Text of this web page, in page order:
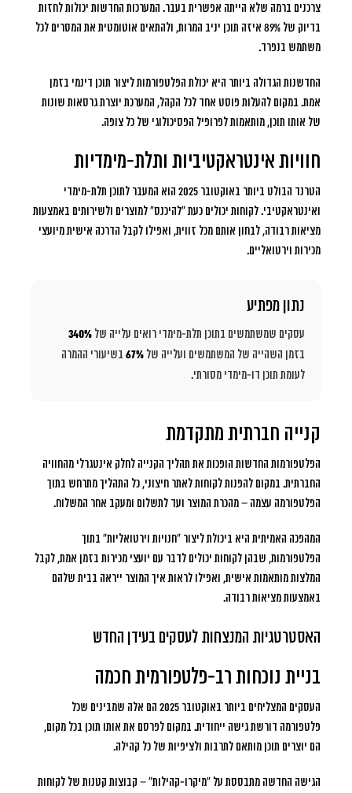
צרכנים ברמה שלא הייתה אפשרית בעבר. המערכות החדשות יכולות לחזות
בדיוק של 89% איזה תוכן יניב המרות, ולהתאים אוטומטית את המסרים לכל
משתמש בנפרד.
החדשנות הגדולה ביותר היא יכולת הפלטפורמות ליצור תוכן דינמי בזמן
אמת. במקום להעלות פוסט אחד לכל הקהל, המערכת יוצרת גרסאות שונות
של אותו תוכן, מותאמות לפרופיל הפסיכולוגי של כל צופה.
חוויות אינטראקטיביות ותלת-מימדיות
הטרנד הבולט ביותר באוקטובר 2025 הוא המעבר לתוכן תלת-מימדי
ואינטראקטיבי. לקוחות יכולים כעת “להיכנס” למוצרים ולשירותים באמצעות
מציאות רבודה, לבחון אותם מכל זווית, ואפילו לקבל הדרכה אישית מיועצי
מכירות וירטואליים.
נתון מפתיע
עסקים שמשתמשים בתוכן תלת-מימדי רואים עלייה של 340%
בזמן השהייה של המשתמשים ועלייה של 67% בשיעורי ההמרה
לעומת תוכן דו-מימדי מסורתי.
קנייה חברתית מתקדמת
הפלטפורמות החדשות הופכות את תהליך הקנייה לחלק אינטגרלי מהחוויה
החברתית. במקום להפנות לקוחות לאתר חיצוני, כל התהליך מתרחש בתוך
הפלטפורמה עצמה – מהכרת המוצר ועד לתשלום ומעקב אחר המשלוח.
המהפכה האמיתית היא ביכולת ליצור “חנויות וירטואליות” בתוך
הפלטפורמות, שבהן לקוחות יכולים לדבר עם יועצי מכירות בזמן אמת, לקבל
המלצות מותאמות אישית, ואפילו לראות איך המוצר ייראה בבית שלהם
באמצעות מציאות רבודה.
האסטרטגיות המנצחות לעסקים בעידן החדש
בניית נוכחות רב-פלטפורמית חכמה
העסקים המצליחים ביותר באוקטובר 2025 הם אלה שמבינים שכל
פלטפורמה דורשת גישה ייחודית. במקום לפרסם את אותו תוכן בכל מקום,
הם יוצרים תוכן מותאם לתרבות ולציפיות של כל קהילה.
הגישה החדשה מתבססת על “מיקרו-קהילות” – קבוצות קטנות של לקוחות